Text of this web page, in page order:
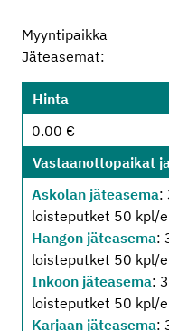
Myyntipaikka
Jäteasemat:
Hinta
0.00 €
Vastaanottopaikat
Askolan jäteasema:
loisteputket 50 kpl/
Hangon jäteasema:
loisteputket 50 kpl/
Inkoon jäteasema:
loisteputket 50 kpl/
Karjaan jäteasema: